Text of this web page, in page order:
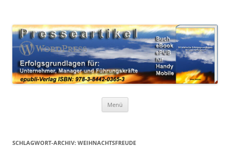
Erfolgsgrundlagen
Menü
SCHLAGWORT-ARCHIV: WEIHNACHTSFREUDE